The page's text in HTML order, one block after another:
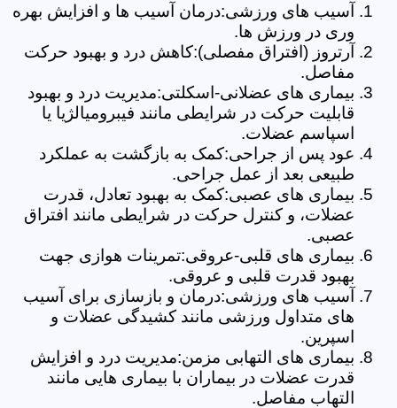
آسیب های ورزشی:درمان آسیب ها و افزایش بهره
وری در ورزش ها.
آرتروز (افتراق مفصلی):کاهش درد و بهبود حرکت
مفاصل.
بیماری های عضلانی-اسکلتی:مدیریت درد و بهبود
قابلیت حرکت در شرایطی مانند فیبرومیالژیا یا
اسپاسم عضلات.
عود پس از جراحی:کمک به بازگشت به عملکرد
طبیعی بعد از عمل جراحی.
بیماری های عصبی:کمک به بهبود تعادل، قدرت
عضلات، و کنترل حرکت در شرایطی مانند افتراق
عصبی.
بیماری های قلبی-عروقی:تمرینات هوازی جهت
بهبود قدرت قلبی و عروقی.
آسیب های ورزشی:درمان و بازسازی برای آسیب
های متداول ورزشی مانند کشیدگی عضلات و
اسپرین.
بیماری های التهابی مزمن:مدیریت درد و افزایش
قدرت عضلات در بیماران با بیماری هایی مانند
التهاب مفاصل.